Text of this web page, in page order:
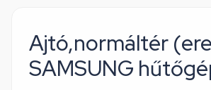
Ajtó,normáltér
SAMSUNG